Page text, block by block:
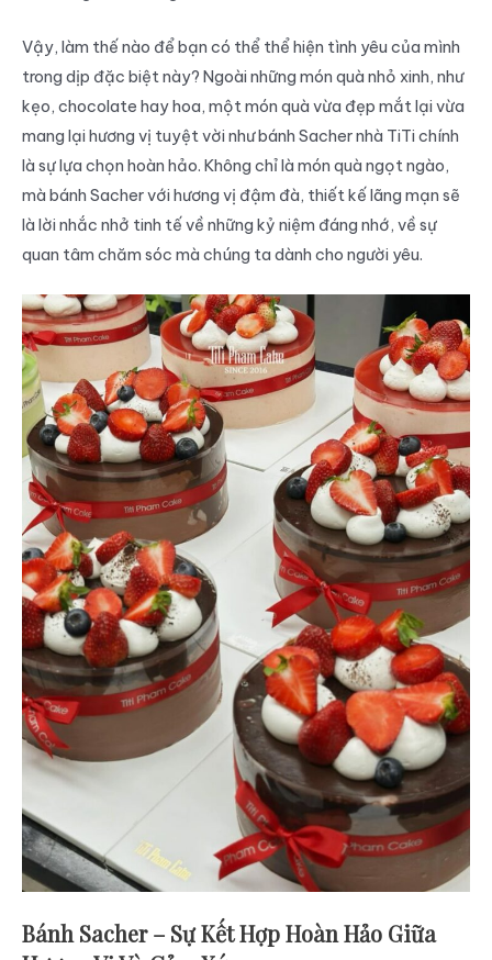
Vậy, làm thế nào để bạn có thể thể hiện tình yêu của mình
trong dịp đặc biệt này? Ngoài những món quà nhỏ xinh, như
kẹo, chocolate hay hoa, một món quà vừa đẹp mắt lại vừa
mang lại hương vị tuyệt vời như bánh Sacher nhà TiTi chính
là sự lựa chọn hoàn hảo. Không chỉ là món quà ngọt ngào,
mà bánh Sacher với hương vị đậm đà, thiết kế lãng mạn sẽ
là lời nhắc nhở tinh tế về những kỷ niệm đáng nhớ, về sự
quan tâm chăm sóc mà chúng ta dành cho người yêu.
Bánh Sacher – Sự Kết Hợp Hoàn Hảo Giữa